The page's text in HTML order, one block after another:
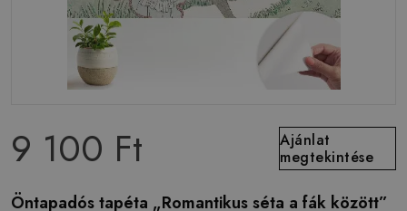
9 100 Ft
Ajánlat
megtekintése
Öntapadós tapéta „Romantikus séta a fák között”